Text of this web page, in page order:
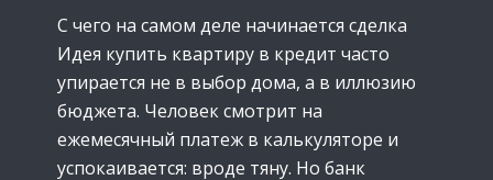
С чего на самом деле начинается сделка
Идея купить квартиру в кредит часто
упирается не в выбор дома, а в иллюзию
бюджета. Человек смотрит на
ежемесячный платеж в калькуляторе и
успокаивается: вроде тяну. Но банк